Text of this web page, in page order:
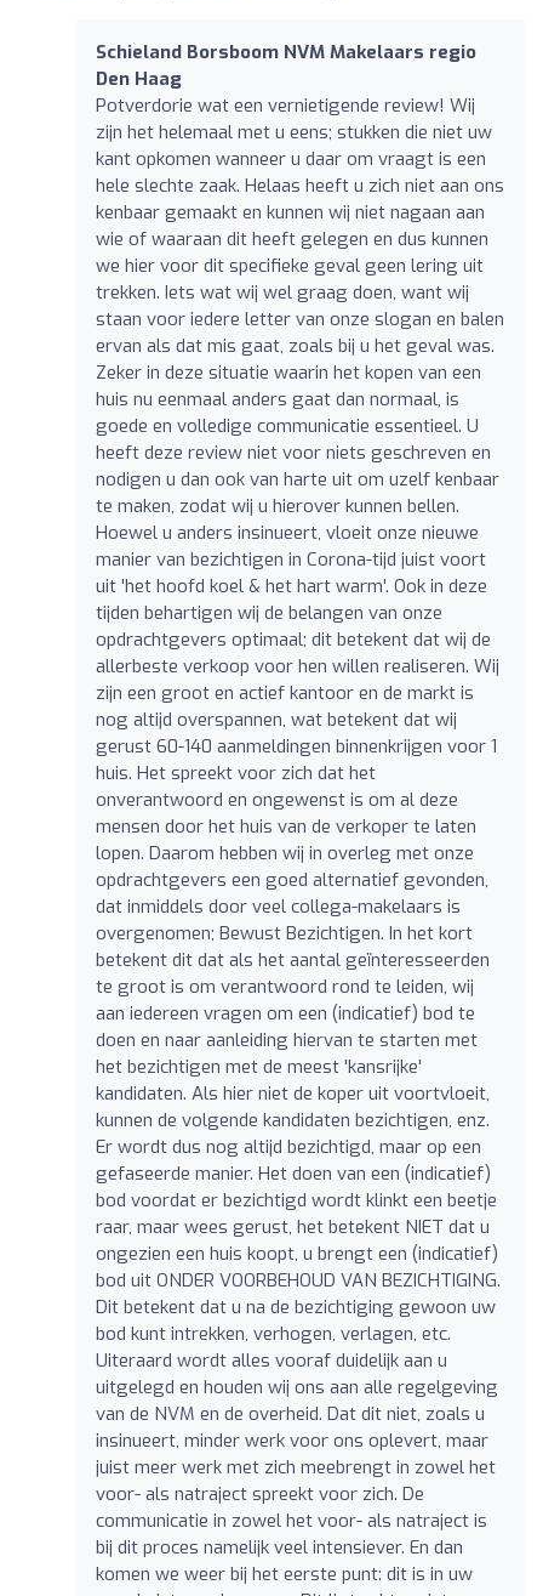
Schieland Borsboom NVM Makelaars regio
Den Haag
Potverdorie wat een vernietigende review! Wij
zijn het helemaal met u eens; stukken die niet uw
kant opkomen wanneer u daar om vraagt is een
hele slechte zaak. Helaas heeft u zich niet aan ons
kenbaar gemaakt en kunnen wij niet nagaan aan
wie of waaraan dit heeft gelegen en dus kunnen
we hier voor dit specifieke geval geen lering uit
trekken. Iets wat wij wel graag doen, want wij
staan voor iedere letter van onze slogan en balen
ervan als dat mis gaat, zoals bij u het geval was.
Zeker in deze situatie waarin het kopen van een
huis nu eenmaal anders gaat dan normaal, is
goede en volledige communicatie essentieel. U
heeft deze review niet voor niets geschreven en
nodigen u dan ook van harte uit om uzelf kenbaar
te maken, zodat wij u hierover kunnen bellen.
Hoewel u anders insinueert, vloeit onze nieuwe
manier van bezichtigen in Corona-tijd juist voort
uit 'het hoofd koel & het hart warm'. Ook in deze
tijden behartigen wij de belangen van onze
opdrachtgevers optimaal; dit betekent dat wij de
allerbeste verkoop voor hen willen realiseren. Wij
zijn een groot en actief kantoor en de markt is
nog altijd overspannen, wat betekent dat wij
gerust 60-140 aanmeldingen binnenkrijgen voor 1
huis. Het spreekt voor zich dat het
onverantwoord en ongewenst is om al deze
mensen door het huis van de verkoper te laten
lopen. Daarom hebben wij in overleg met onze
opdrachtgevers een goed alternatief gevonden,
dat inmiddels door veel collega-makelaars is
overgenomen; Bewust Bezichtigen. In het kort
betekent dit dat als het aantal geïnteresseerden
te groot is om verantwoord rond te leiden, wij
aan iedereen vragen om een (indicatief) bod te
doen en naar aanleiding hiervan te starten met
het bezichtigen met de meest 'kansrijke'
kandidaten. Als hier niet de koper uit voortvloeit,
kunnen de volgende kandidaten bezichtigen, enz.
Er wordt dus nog altijd bezichtigd, maar op een
gefaseerde manier. Het doen van een (indicatief)
bod voordat er bezichtigd wordt klinkt een beetje
raar, maar wees gerust, het betekent NIET dat u
ongezien een huis koopt, u brengt een (indicatief)
bod uit ONDER VOORBEHOUD VAN BEZICHTIGING.
Dit betekent dat u na de bezichtiging gewoon uw
bod kunt intrekken, verhogen, verlagen, etc.
Uiteraard wordt alles vooraf duidelijk aan u
uitgelegd en houden wij ons aan alle regelgeving
van de NVM en de overheid. Dat dit niet, zoals u
insinueert, minder werk voor ons oplevert, maar
juist meer werk met zich meebrengt in zowel het
voor- als natraject spreekt voor zich. De
communicatie in zowel het voor- als natraject is
bij dit proces namelijk veel intensiever. En dan
komen we weer bij het eerste punt: dit is in uw